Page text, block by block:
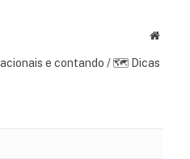
Website
e contando / 🗺 Dicas